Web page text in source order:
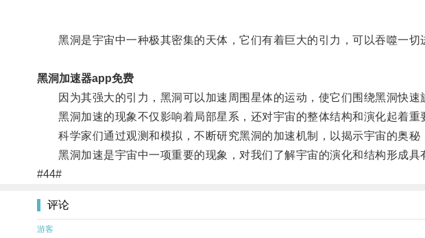
黑洞是宇宙中一种极其密集的天体，它们有着巨大的引力，可以吞噬一切
黑洞加速器app免费
因为其强大的引力，黑洞可以加速周围星体的运动，使它们围绕黑洞快速
黑洞加速的现象不仅影响着局部星系，还对宇宙的整体结构和演化起着重
科学家们通过观测和模拟，不断研究黑洞的加速机制，以揭示宇宙的奥秘
黑洞加速是宇宙中一项重要的现象，对我们了解宇宙的演化和结构形成具
#44#
评论
游客